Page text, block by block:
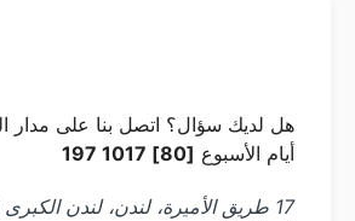
هل لديك سؤال؟ اتصل بنا على مدار
أيام الأسبوع [80] 1017 197